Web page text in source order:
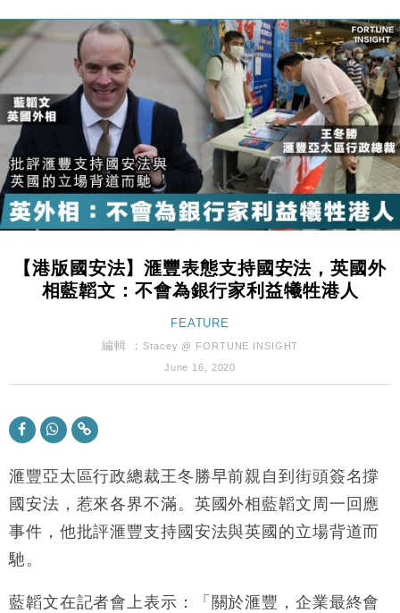
損失近6900萬元
16:05
財經｜日經失守6.5萬點後回穩 全周仍升近2%
15:47
財經｜恒隆10月換帥 玩具「反」斗城亞洲CEO蔡德
粦接任
15:11
財經｜韓股反覆波動收跌 連挫7周創逾3年最長跌勢
13:44
財經｜內地7月美元計價出口增近24%勝預期 貿易順
差達1125億美元
12:44
財經｜日本春季三度入市撐日圓 4月單日斥6.28萬億
11:12
國際｜特朗普料美伊戰事快結束 承認部分彈藥庫存緊
張
財經｜SA售股自救後再出手 斥4億美元押注未上市公
財經｜華僑銀行上半年淨利創新高 中期息增15%至
47仙
17:33
及消費表現
損失近6900萬元
16:05
財經｜日經失守6.5萬點後回穩 全周仍升近2%
15:11
【港版國安法】滙豐表態支持國安法，英國外
相藍韜文：不會為銀行家利益犧牲港人
FEATURE
編輯 ：Stacey @ FORTUNE INSIGHT
June 16, 2020
滙豐亞太區行政總裁王冬勝早前親自到街頭簽名撐
國安法，惹來各界不滿。英國外相藍韜文周一回應
事件，他批評滙豐支持國安法與英國的立場背道而
馳。
藍韜文在記者會上表示：「關於滙豐，企業最終會